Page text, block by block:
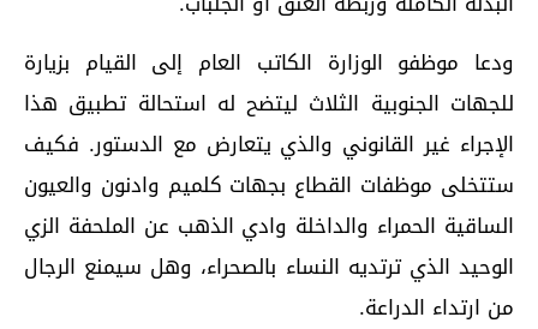
ودعا موظفو الوزارة الكاتب العام إلى القيام بزيارة
للجهات الجنوبية الثلاث ليتضح له استحالة تطبيق هذا
الإجراء غير القانوني والذي يتعارض مع الدستور. فكيف
ستتخلى موظفات القطاع بجهات كلميم وادنون والعيون
الساقية الحمراء والداخلة وادي الذهب عن الملحفة الزي
الوحيد الذي ترتديه النساء بالصحراء، وهل سيمنع الرجال
من ارتداء الدراعة.